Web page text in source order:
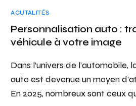
ACUTALITÉS
Personnalisation auto :
véhicule à votre image
Dans l’univers de l’automobile,
auto est devenue un moyen
En 2025, nombreux sont ceux